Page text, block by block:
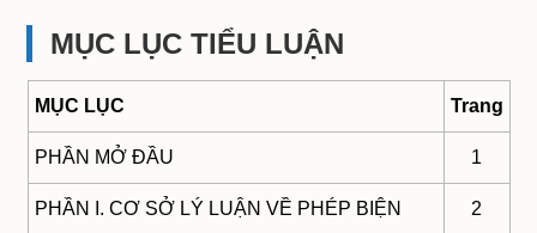
MỤC LỤC TIỂU LUẬN
MỤC LỤC Trang
PHẦN MỞ ĐẦU 1
PHẦN I. CƠ SỞ LÝ LUẬN VỀ PHÉP BIỆN
2